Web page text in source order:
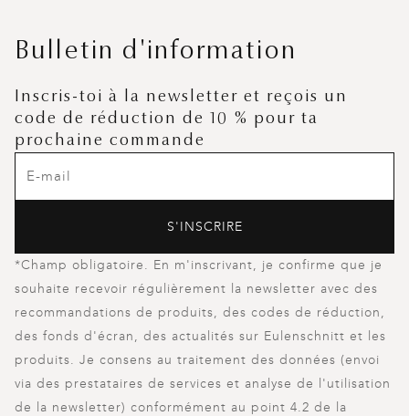
Bulletin d'information
Inscris-toi à la newsletter et reçois un
code de réduction de 10 % pour ta
prochaine commande
S'INSCRIRE
*Champ obligatoire. En m'inscrivant, je confirme que je
souhaite recevoir régulièrement la newsletter avec des
recommandations de produits, des codes de réduction,
des fonds d'écran, des actualités sur Eulenschnitt et les
produits. Je consens au traitement des données (envoi
via des prestataires de services et analyse de l'utilisation
de la newsletter) conformément au point 4.2 de la